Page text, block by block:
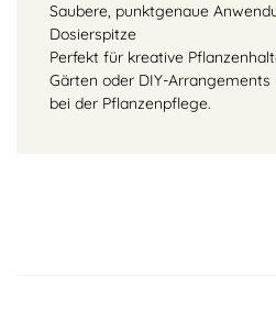
Saubere, punktgenaue
Dosierspitze
Perfekt für kreative
Gärten oder DIY-
bei der Pflanzenpflege.